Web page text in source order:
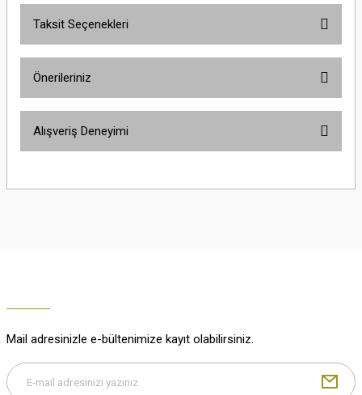
Taksit Seçenekleri
Önerileriniz
yetersiz gördüğünüz noktaları öneri formunu kullanarak tarafımıza
Alışveriş Deneyimi
M... K... | 29/12/2025
Mail adresinizle e-bültenimize kayıt olabilirsiniz.